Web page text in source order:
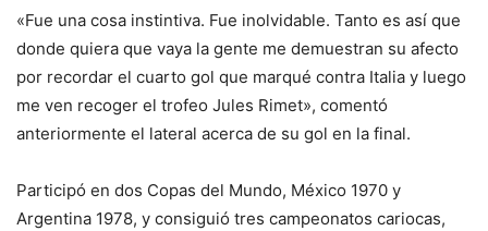
«Fue una cosa instintiva. Fue inolvidable. Tanto es así que
donde quiera que vaya la gente me demuestran su afecto
por recordar el cuarto gol que marqué contra Italia y luego
me ven recoger el trofeo Jules Rimet», comentó
anteriormente el lateral acerca de su gol en la final.
Participó en dos Copas del Mundo, México 1970 y
Argentina 1978, y consiguió tres campeonatos cariocas,